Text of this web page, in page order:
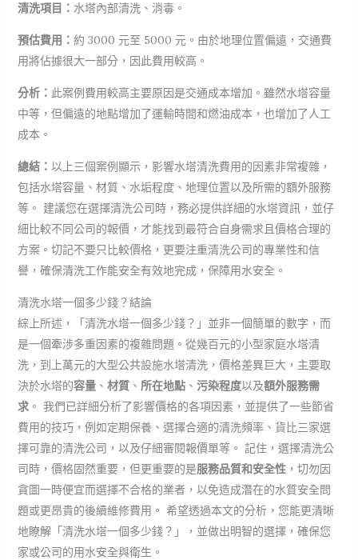
清洗項目： 水塔內部清洗、消毒。
預估費用： 約 3000 元至 5000 元。由於地理位置偏遠，交通費
用將佔據很大一部分，因此費用較高。
分析： 此案例費用較高主要原因是交通成本增加。雖然水塔容量
中等，但偏遠的地點增加了運輸時間和燃油成本，也增加了人工
成本。
總結： 以上三個案例顯示，影響水塔清洗費用的因素非常複雜，
包括水塔容量、材質、水垢程度、地理位置以及所需的額外服務
等。 建議您在選擇清洗公司時，務必提供詳細的水塔資訊，並仔
細比較不同公司的報價，才能找到最符合自身需求且價格合理的
方案。切記不要只比較價格，更要注重清洗公司的專業性和信
譽，確保清洗工作能安全有效地完成，保障用水安全。
清洗水塔一個多少錢？結論
綜上所述，「清洗水塔一個多少錢？」並非一個簡單的數字，而
是一個牽涉多重因素的複雜問題。從幾百元的小型家庭水塔清
洗，到上萬元的大型公共設施水塔清洗，價格差異巨大，主要取
決於水塔的容量、 材質、 所在地點、 污染程度以及額外服務需
求。 我們已詳細分析了影響價格的各項因素，並提供了一些節省
費用的技巧，例如定期保養、選擇合適的清洗頻率、貨比三家選
擇可靠的清洗公司，以及仔細審閱報價單等。 記住，選擇清洗公
司時，價格固然重要，但更重要的是服務品質和安全性，切勿因
貪圖一時便宜而選擇不合格的業者，以免造成潛在的水質安全問
題或更昂貴的後續維修費用。 希望透過本文的分析，您能更清晰
地瞭解「清洗水塔一個多少錢？」，並做出明智的選擇，確保您
家或公司的用水安全與衛生。